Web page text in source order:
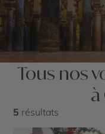
Tous nos
5 résultats